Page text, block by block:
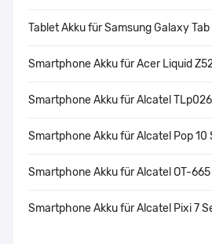
Tablet Akku für Samsung Galaxy
Smartphone Akku für Acer Liquid
Smartphone Akku für Alcatel
Smartphone Akku für Alcatel Pop 10
Smartphone Akku für Alcatel OT-
Smartphone Akku für Alcatel Pixi 7